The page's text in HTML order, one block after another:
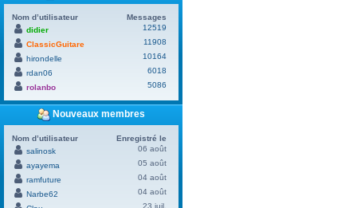
Nom d’utilisateur
Messages
didier
12519
ClassicGuitare
11908
hirondelle
10164
rdan06
6018
rolanbo
5086
Nouveaux membres
Nom d’utilisateur
Enregistré le
salinosk
06 août
ayayema
05 août
ramfuture
04 août
Narbe62
04 août
23 juil.